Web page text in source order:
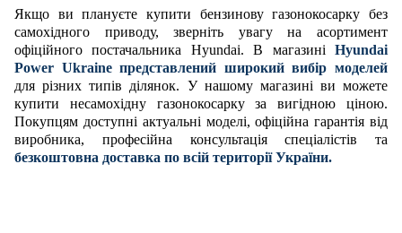
Якщо ви плануєте купити бензинову газонокосарку без
самохідного приводу, зверніть увагу на асортимент
офіційного постачальника Hyundai. В магазині Hyundai
Power Ukraine представлений широкий вибір моделей
для різних типів ділянок. У нашому магазині ви можете
купити несамохідну газонокосарку за вигідною ціною.
Покупцям доступні актуальні моделі, офіційна гарантія від
виробника, професійна консультація спеціалістів та
безкоштовна доставка по всій території України.